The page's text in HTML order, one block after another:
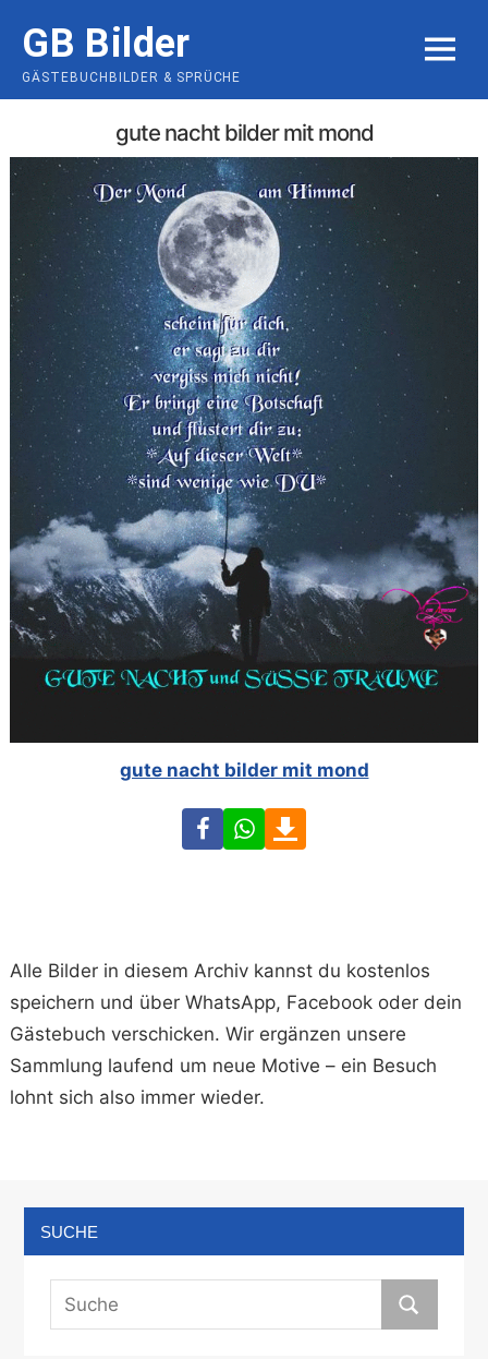
content
GB Bilder
GÄSTEBUCHBILDER & SPRÜCHE
MENU
gute nacht bilder mit mond
gute nacht bilder mit mond
FacebookWhatsApp
Alle Bilder in diesem Archiv kannst du kostenlos
speichern und über WhatsApp, Facebook oder dein
Gästebuch verschicken. Wir ergänzen unsere
Sammlung laufend um neue Motive – ein Besuch
lohnt sich also immer wieder.
SUCHE